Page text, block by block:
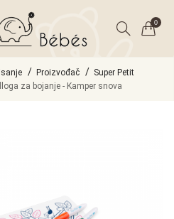
0
Proizvođač
Super Petit
za bojanje - Kamper snova